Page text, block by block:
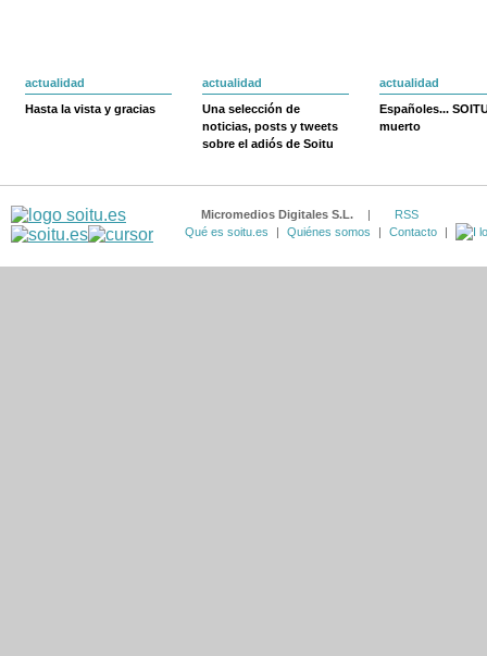
actualidad
Hasta la vista y gracias
actualidad
Una selección de
noticias, posts y tweets
sobre el adiós de Soitu
actualidad
Españoles...
muerto
Micromedios Digitales S.L. |
RSS
Qué es soitu.es
| Quiénes somos | Contacto |